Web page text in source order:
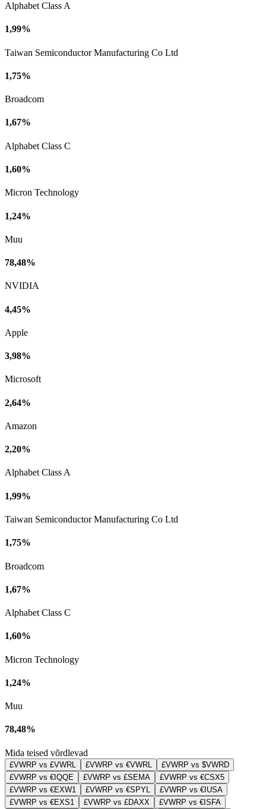
Alphabet Class A
1,99%
Taiwan Semiconductor Manufacturing Co Ltd
1,75%
Broadcom
1,67%
Alphabet Class C
1,60%
Micron Technology
1,24%
Muu
78,48%
NVIDIA
4,45%
Apple
3,98%
Microsoft
2,64%
Amazon
2,20%
Alphabet Class A
1,99%
Taiwan Semiconductor Manufacturing Co Ltd
1,75%
Broadcom
1,67%
Alphabet Class C
1,60%
Micron Technology
1,24%
Muu
78,48%
Mida teised võrdlevad
£VWRP vs £VWRL £VWRP vs €VWRL
£VWRP vs $VWRD
£VWRP vs €IQQE
£VWRP vs £SEMA
£VWRP vs €CSX5
£VWRP vs €EXW1
£VWRP vs €SPYL
£VWRP vs €IUSA
£VWRP vs €EXS1
£VWRP vs £DAXX
£VWRP vs €ISFA